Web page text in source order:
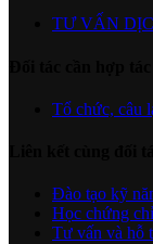
TƯ VẤN
Tổ chức, câu
Đào tạo kỹ
Học chứng
Tư vấn và hỗ